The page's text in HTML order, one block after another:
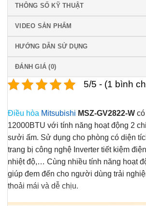
THÔNG SỐ KỸ THUẬT
VIDEO SẢN PHẨM
HƯỚNG DẪN SỬ DỤNG
ĐÁNH GIÁ (0)
5/5 - (1 bình
Điều hòa Mitsubishi MSZ-GV2822-W
12000BTU với tính năng hoạt động 2
sưởi ấm. Sử dụng cho phòng có diện
trang bị công nghệ Inverter tiết kiệm
nhiệt độ,… Cùng nhiều tính năng hoạt
giúp đem đến cho người dùng trải
thoải mái và dễ chịu.